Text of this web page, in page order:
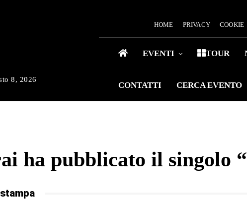
8, 2026
HOME PRIVACY COOKIE
EVENTI TOUR
CONTATTI CERCA EVENTO
ha pubblicato il singolo